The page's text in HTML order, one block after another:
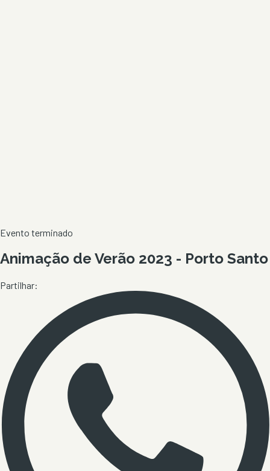
Evento terminado
Animação de Verão 2023 - Porto Santo
Partilhar: